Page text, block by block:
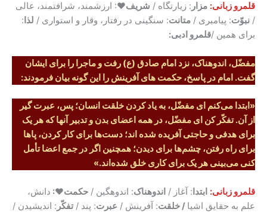
قلمرو زبانی: مزار : زیارتگاه / شریف♥: ارزشمند، شرافتمند، عالی
/ نبوّت: پیامبری / متانت: سنگینی در رفتار، وقار و استواری / لذا :
برای همین /قلمرو ادبی:
مفضّل، اندوهناک، نزد امام صادق (ع) رفت و ماجرا را برای ایشان
گفت. امام در پاسخ، حکمت های آفرینش را این گونه بیان فرمودند:
« ابتدا می‌کنم ای مفضّل، به یاد کردن خلقت انسان؛ پس، عبرت گیر
از آن. تفکّر کن ای مفضّل، در همه اعضای بدن و تدبیر آنها که هر یک
برای هدفی و حاجتی آفریده شده اند؛ دست‌ها برای کار کردن، پاها
برای راه رفتن، چشم‌ها برای دیدن؛ همچنین اگر در جمع اعضا تأمل
کنی می‌بینی هر یک برای کاری خلق شده‌اند.»
قلمرو زبانی: ابتدا : آغاز / اندوهناک: اندوهگین / حکمت♥: دانش،
علم به حقایق اشیا / خلقت: آفرینش / عبرت: پند /تفکّر : اندیشیدن /